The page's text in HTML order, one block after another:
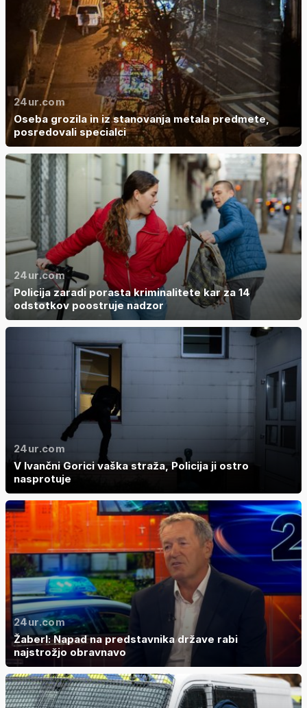
24ur.com
Oseba grozila in iz stanovanja metala predmete,
posredovali specialci
24ur.com
Policija zaradi porasta kriminalitete kar za 14
odstotkov poostruje nadzor
24ur.com
V Ivančni Gorici vaška straža, Policija ji ostro
nasprotuje
24ur.com
Žaberl: Napad na predstavnika države rabi
najstrožjo obravnavo